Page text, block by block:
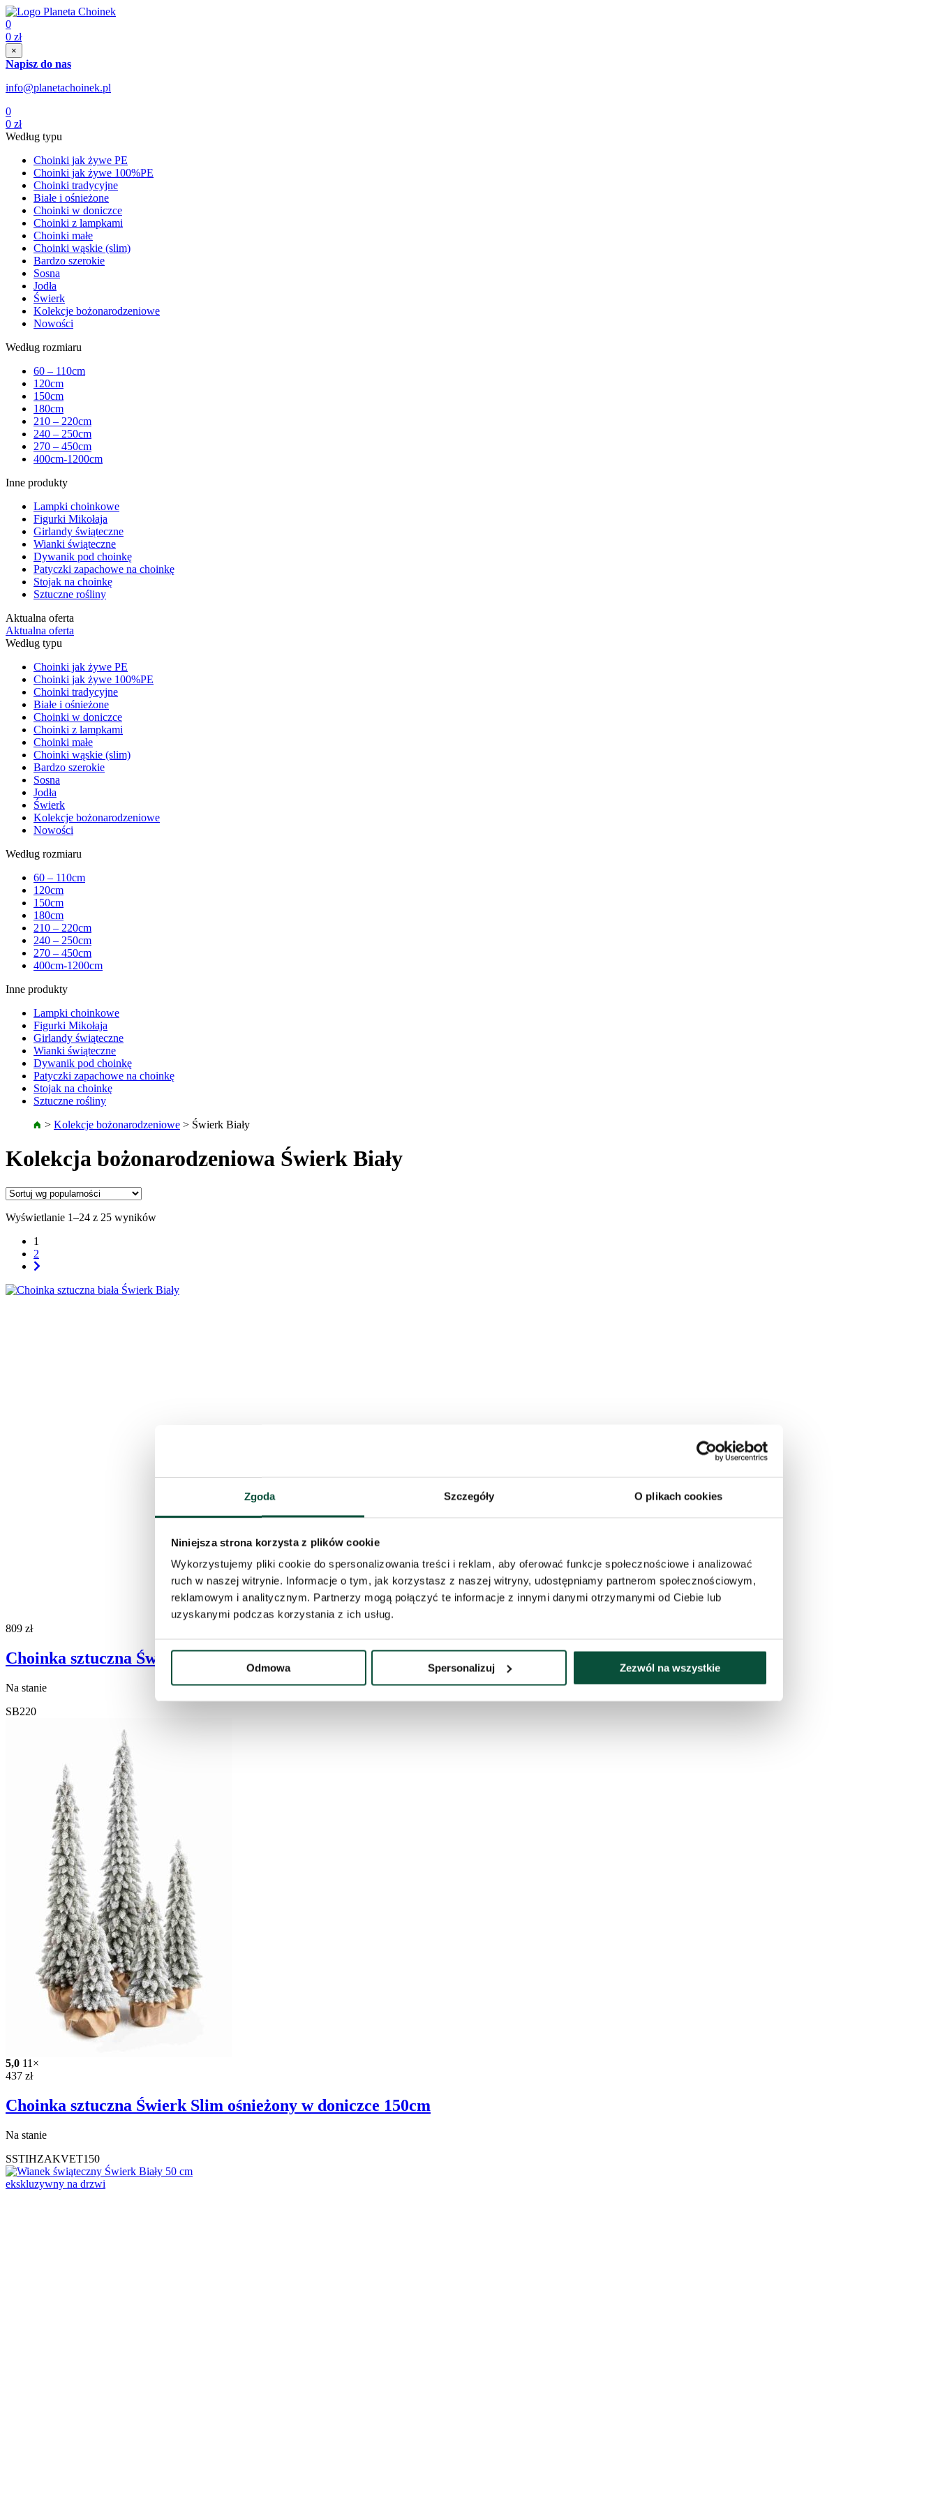
Zgoda Szczegóły O plikach cookies
Niniejsza strona korzysta z plików cookie
Wykorzystujemy pliki cookie do spersonalizowania treści i reklam, aby oferować funkcje społecznościowe i analizować
ruch w naszej witrynie. Informacje o tym, jak korzystasz z naszej witryny, udostępniamy partnerom społecznościowym,
reklamowym i analitycznym. Partnerzy mogą połączyć te informacje z innymi danymi otrzymanymi od Ciebie lub
uzyskanymi podczas korzystania z ich usług.
Odmowa Spersonalizuj Zezwól na wszystkie
0
0 zł
×
Napisz do nas
info@planetachoinek.pl
0
0 zł
Według typu
Choinki jak żywe PE
Choinki jak żywe 100%PE
Choinki tradycyjne
Białe i ośnieżone
Choinki w doniczce
Choinki z lampkami
Choinki małe
Choinki wąskie (slim)
Bardzo szerokie
Sosna
Jodła
Świerk
Kolekcje bożonarodzeniowe
Nowości
Według rozmiaru
60 – 110cm
120cm
150cm
180cm
210 – 220cm
240 – 250cm
270 – 450cm
400cm-1200cm
Inne produkty
Lampki choinkowe
Figurki Mikołaja
Girlandy świąteczne
Wianki świąteczne
Dywanik pod choinkę
Patyczki zapachowe na choinkę
Stojak na choinkę
Sztuczne rośliny
Aktualna oferta
Aktualna oferta
Według typu
Choinki jak żywe PE
Choinki jak żywe 100%PE
Choinki tradycyjne
Białe i ośnieżone
Choinki w doniczce
Choinki z lampkami
Choinki małe
Choinki wąskie (slim)
Bardzo szerokie
Sosna
Jodła
Świerk
Kolekcje bożonarodzeniowe
Nowości
Według rozmiaru
60 – 110cm
120cm
150cm
180cm
210 – 220cm
240 – 250cm
270 – 450cm
400cm-1200cm
Inne produkty
Lampki choinkowe
Figurki Mikołaja
Girlandy świąteczne
Wianki świąteczne
Dywanik pod choinkę
Patyczki zapachowe na choinkę
Stojak na choinkę
Sztuczne rośliny
> Kolekcje bożonarodzeniowe > Świerk Biały
Kolekcja bożonarodzeniowa Świerk Biały
Wyświetlanie 1–24 z 25 wyników
1
2
809 zł
Choinka sztuczna Świerk Biały 220cm
Na stanie
SB220
5,0 11×
437 zł
Choinka sztuczna Świerk Slim ośnieżony w doniczce 150cm
Na stanie
SSTIHZAKVET150